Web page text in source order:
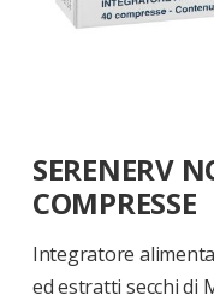
all'inizio
della
galleria
di
immagini
SERENERV
COMPRESSE
Integratore
ed estratti secchi di